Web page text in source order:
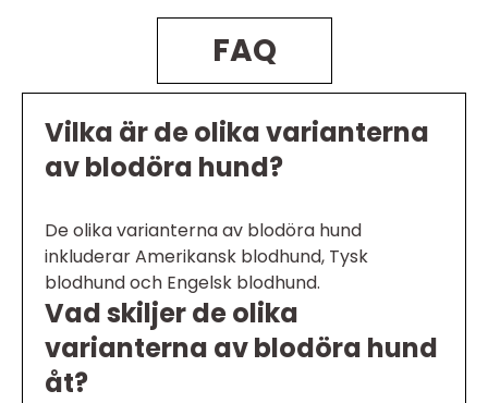
FAQ
Vilka är de olika varianterna
av blodöra hund?
De olika varianterna av blodöra hund
inkluderar Amerikansk blodhund, Tysk
blodhund och Engelsk blodhund.
Vad skiljer de olika
varianterna av blodöra hund
åt?